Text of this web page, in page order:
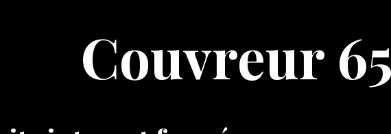
Couvreur 65